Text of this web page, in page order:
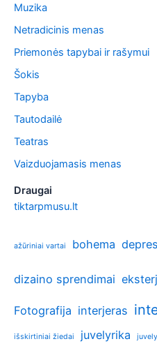
Muzika
Netradicinis menas
Priemonės tapybai ir rašymui
Šokis
Tapyba
Tautodailė
Teatras
Vaizduojamasis menas
Draugai
tiktarpmusu.lt
ažūriniai vartai bohema
dizaino sprendimai
Fotografija interjeras
išskirtiniai žiedai juvelyrika